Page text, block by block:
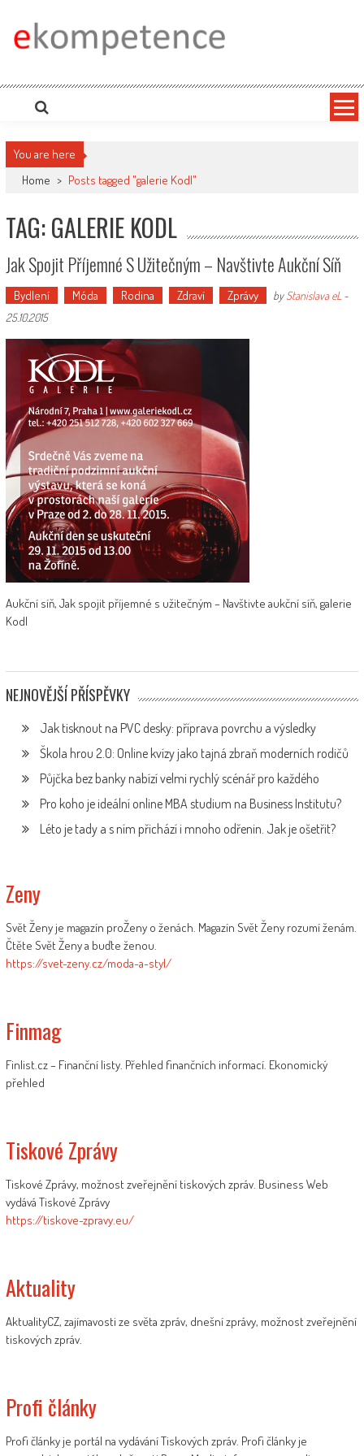
content
Ekompetence
portálech. Press Media. Kde vydat Tiskovou zprávu? Na portále eKompetence
You are here
Home > Posts tagged "galerie Kodl"
TAG: GALERIE KODL
Jak Spojit Příjemné S Užitečným – Navštivte Aukční Síň
Bydlení Móda Rodina Zdraví Zprávy byStanislava eL -
25.10.2015
Aukční síň, Jak spojit příjemné s užitečným – Navštivte aukční síň, galerie
Kodl
NEJNOVĚJŠÍ PŘÍSPĚVKY
Jak tisknout na PVC desky: příprava povrchu a výsledky
Škola hrou 2.0: Online kvízy jako tajná zbraň moderních rodičů
Půjčka bez banky nabízí velmi rychlý scénář pro každého
Pro koho je ideální online MBA studium na Business Institutu?
Léto je tady a s ním přichází i mnoho odřenin. Jak je ošetřit?
Zeny
Svět Ženy je magazín proŽeny o ženách. Magazín Svět Ženy rozumí ženám.
Čtěte Svět Ženy a buďte ženou.
https://svet-zeny.cz/moda-a-styl/
Finmag
Finlist.cz – Finanční listy. Přehled finančních informací. Ekonomický
přehled
Tiskové Zprávy
Tiskové Zprávy, možnost zveřejnění tiskových zpráv. Business Web
vydává Tiskové Zprávy
https://tiskove-zpravy.eu/
Aktuality
AktualityCZ, zajímavosti ze světa zpráv, dnešní zprávy, možnost zveřejnění
tiskových zpráv.
Profi články
Profi články je portál na vydávání Tiskových zpráv. Profi články je